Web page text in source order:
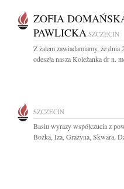
ZOFIA
PAWLICKA SZCZECIN
Z żalem zawiadamiamy, że dnia
odeszła nasza Koleżanka dr n.
SZCZECIN
Basiu wyrazy współczucia z
Bożka, Iza, Grażyna, Skwara,